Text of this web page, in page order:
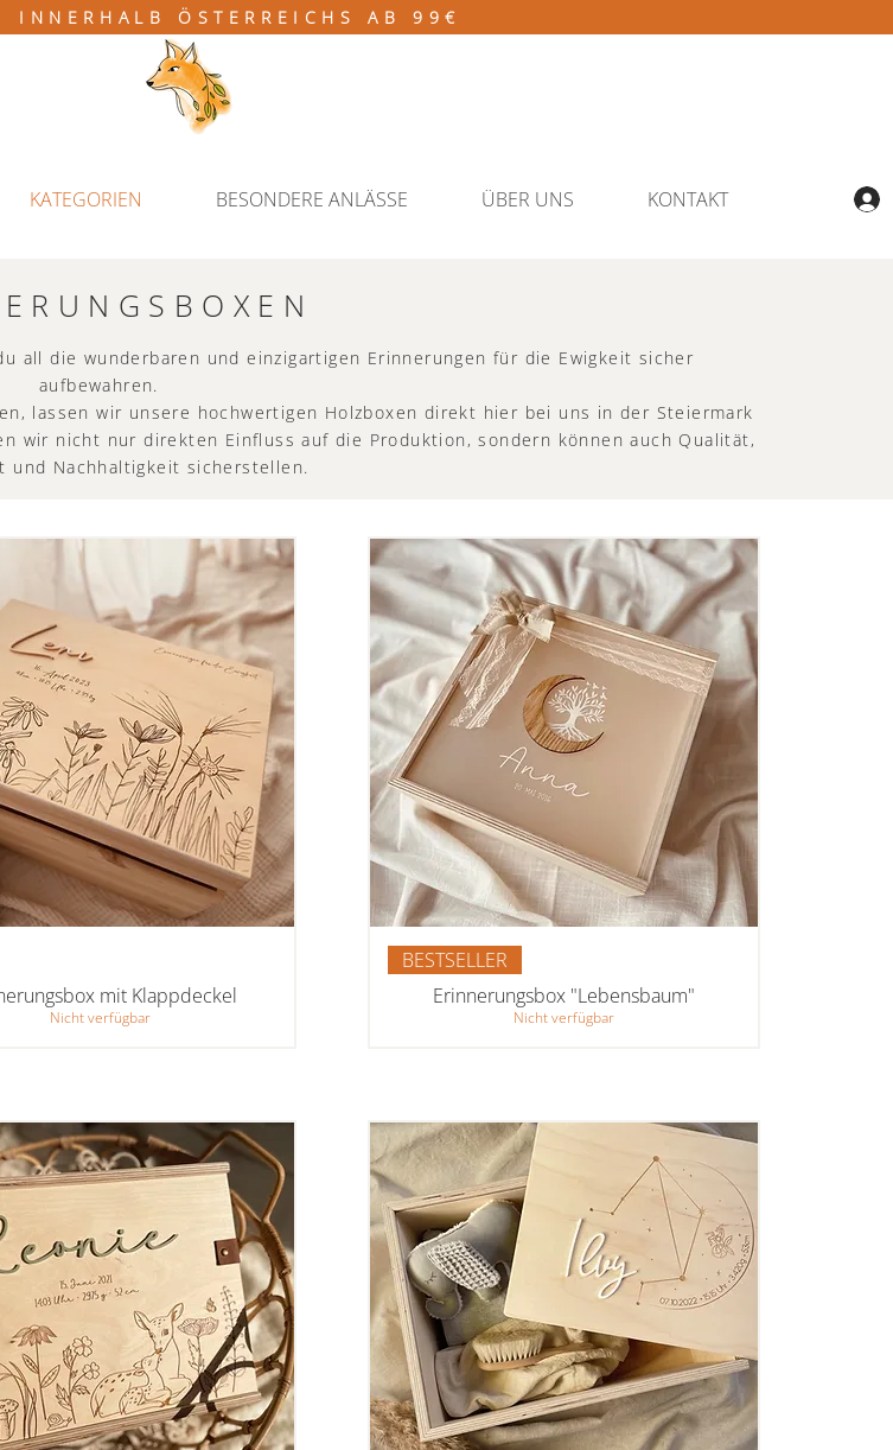
INNERHALB ÖSTERREICHS AB 99€
KATEGORIEN BESONDERE ANLÄSSE ÜBER UNS KONTAKT
all die wunderbaren und einzigartigen Erinnerungen für die Ewigkeit sicher
aufbewahren.
lassen wir unsere hochwertigen Holzboxen direkt hier bei uns in der Steiermark
wir nicht nur direkten Einfluss auf die Produktion, sondern können auch Qualität,
und Nachhaltigkeit sicherstellen.
mit Klappdeckel
Nicht verfügbar
BESTSELLER
Erinnerungsbox "Lebensbaum"
Nicht verfügbar